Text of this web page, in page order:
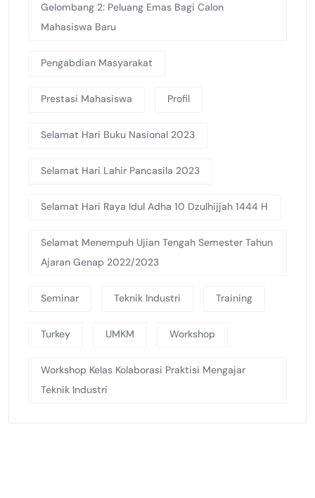
Gelombang 2: Peluang Emas Bagi Calon
Mahasiswa Baru
Pengabdian Masyarakat
Prestasi Mahasiswa Profil
Selamat Hari Buku Nasional 2023
Selamat Hari Lahir Pancasila 2023
Selamat Hari Raya Idul Adha 10 Dzulhijjah 1444 H
Selamat Menempuh Ujian Tengah Semester Tahun
Ajaran Genap 2022/2023
Seminar Teknik Industri Training
Turkey UMKM Workshop
Workshop Kelas Kolaborasi Praktisi Mengajar
Teknik Industri